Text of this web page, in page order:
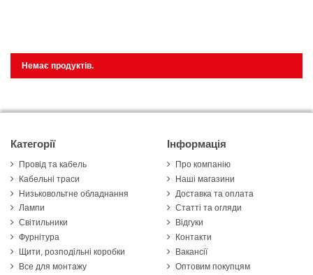
Немає продуктів.
Категорії
Провід та кабель
Кабельні траси
Низьковольтне обладнання
Лампи
Світильники
Фурнітура
Щити, розподільні коробки
Все для монтажу
Інформація
Про компанію
Наші магазини
Доставка та оплата
Статті та огляди
Відгуки
Контакти
Вакансії
Оптовим покупцям